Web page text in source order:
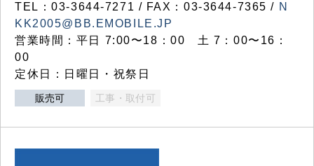
TEL：03‐3644‐7271 / FAX：03-3644-7365 / N
KK2005@BB.EMOBILE.JP
営業時間：平日 7:00〜18：00 土 7：00〜16：
00
定休日：日曜日・祝祭日
販売可 工事・取付可